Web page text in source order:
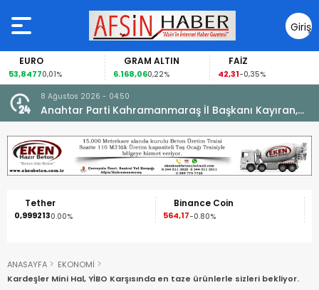
Giriş
Yap
GRAM ALTIN
0,22%
FAİZ
42,31 -0,35%
8 Ağustos 2026 - 04:50
Anahtar Parti Kahramanmaraş İl Başkanı Kayıran,
Afşin Teşkilatı ile buluştu.
Binance Coin
ANASAYFA
EKONOMİ
Kardeşler Mini Hal, YİBO Karşısında en taze ürünlerle sizleri bekliyor.